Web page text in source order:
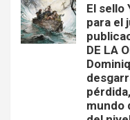
El sello
para el
DE LA
mundo